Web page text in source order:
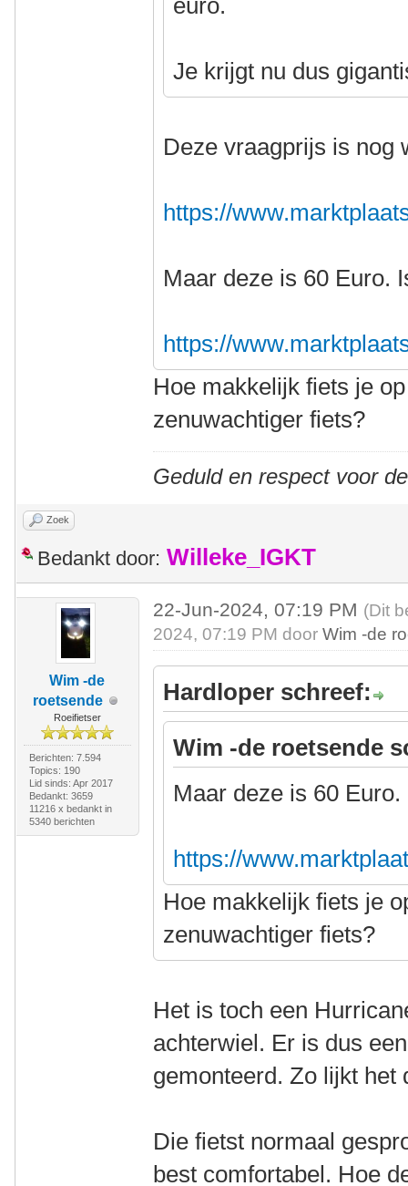
euro.
Je krijgt nu dus
Deze vraagprijs is nog
https://
Maar deze is 60 Euro.
https://
Hoe makkelijk fiets je
zenuwachtiger fiets?
Geduld en respect voor
Zoek
Bedankt door: Willeke_IGKT
Wim -de
roetsende
Roeifietser
Berichten: 7.594
Topics: 190
Lid sinds: Apr 2017
Bedankt: 3659
11216 x bedankt in
5340 berichten
22-Jun-2024, 07:19 PM (Dit
2024, 07:19 PM doorWim -de
Hardloper schreef:
Wim -de roetsende
Maar deze is 60
https://
Hoe makkelijk fiets je
zenuwachtiger fiets?
Het is toch een
achterwiel. Er is dus
gemonteerd. Zo lijkt het
Die fietst normaal
best comfortabel. Hoe